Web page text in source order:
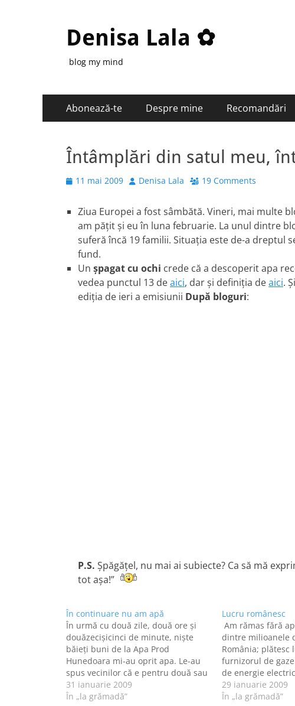
Denisa Lala ✿
blog my mind
Primary
Menu
Abonează-te Despre mine Recomandări
Întâmplări din satul meu,
Posted
11 mai 2009 Author
Denisa Lala 19 Comments
Ziua Europei a fost sâmbătă. Vineri, mai multe
am păţit şi eu în luna februarie. La unul dintre
suferă încă 19 familii. Situaţia este de-a dreptul
fund.
Un şpagat cu ochi crede că a descoperit apa
vedea punctul 13 deaici, dar şi definiţia deaici.
ediţia de ieri a emisiunii După bloguri:
P.S. Şpăgăţel, nu mai ai subiecte? Ca să mă
tot aşa!”
În continuare nu am apă
În urmă cu două zile, două ore și
douăzecișicinci de minute, niște
băieți buni de la Apa Prod
Hunedoara mi-au oprit apa. Le-au
spus vecinilor că e pentru două sau
trei ore, pentru că vor schimba
contorul. Au trecut nu două ore, ci
31 ianuarie 2009
În „la grămadă”
Lucru românesc
Am rămas fără
dintre milioanele
România; plătesc
furnizorul de
de energie
sunt sigură, dar
locatari cred că
29 ianuarie 2009
În „la grămadă”